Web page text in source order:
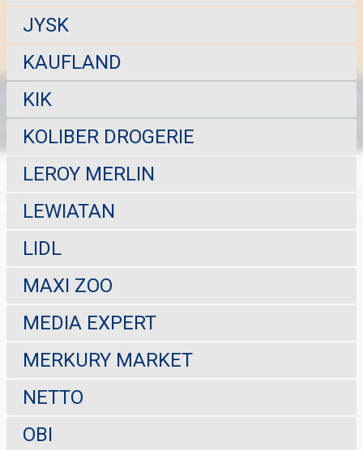
JYSK
KAUFLAND
KIK
KOLIBER DROGERIE
LEROY MERLIN
LEWIATAN
LIDL
MAXI ZOO
MEDIA EXPERT
MERKURY MARKET
NETTO
OBI